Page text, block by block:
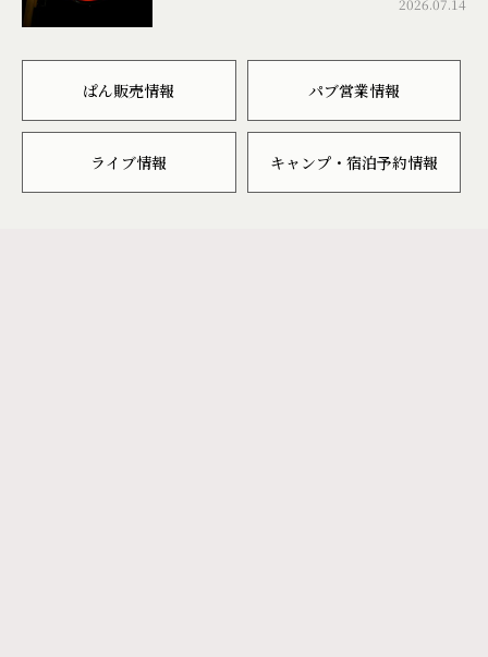
ぱん販売情報 パブ営業情報
ライブ情報 キャンプ・宿泊予約情報